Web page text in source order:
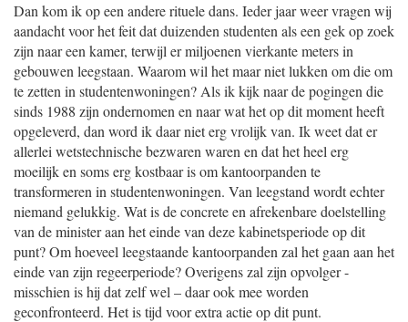
Dan kom ik op een andere rituele dans. Ieder jaar weer vragen wij
aandacht voor het feit dat duizenden studenten als een gek op zoek
zijn naar een kamer, terwijl er miljoenen vierkante meters in
gebouwen leegstaan. Waarom wil het maar niet lukken om die om
te zetten in studentenwoningen? Als ik kijk naar de pogingen die
sinds 1988 zijn ondernomen en naar wat het op dit moment heeft
opgeleverd, dan word ik daar niet erg vrolijk van. Ik weet dat er
allerlei wetstechnische bezwaren waren en dat het heel erg
moeilijk en soms erg kostbaar is om kantoorpanden te
transformeren in studentenwoningen. Van leegstand wordt echter
niemand gelukkig. Wat is de concrete en afrekenbare doelstelling
van de minister aan het einde van deze kabinetsperiode op dit
punt? Om hoeveel leegstaande kantoorpanden zal het gaan aan het
einde van zijn regeerperiode? Overigens zal zijn opvolger -
misschien is hij dat zelf wel – daar ook mee worden
geconfronteerd. Het is tijd voor extra actie op dit punt.